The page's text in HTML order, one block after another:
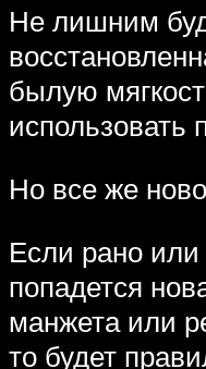
Не лишним
былую
использовать
Но все же
Если рано или
попадется
манжета или
то будет